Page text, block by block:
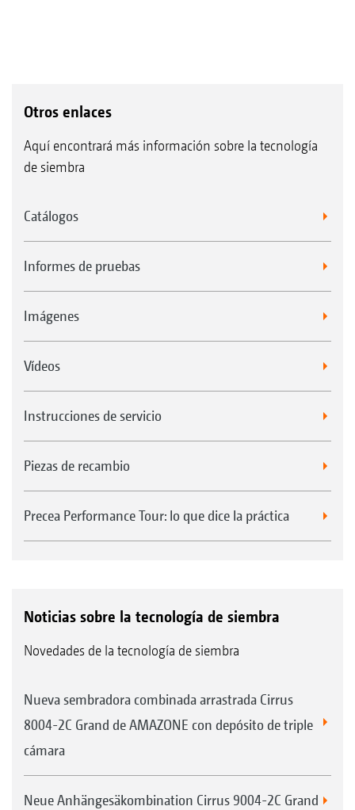
Otros enlaces
Aquí encontrará más información sobre la tecnología
de siembra
Catálogos
Informes de pruebas
Imágenes
Vídeos
Instrucciones de servicio
Piezas de recambio
Precea Performance Tour: lo que dice la práctica
Noticias sobre la tecnología de siembra
Novedades de la tecnología de siembra
Nueva sembradora combinada arrastrada Cirrus
8004-2C Grand de AMAZONE con depósito de triple
cámara
Neue Anhängesäkombination Cirrus 9004-2C Grand